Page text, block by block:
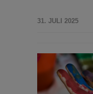
31. JULI 2025